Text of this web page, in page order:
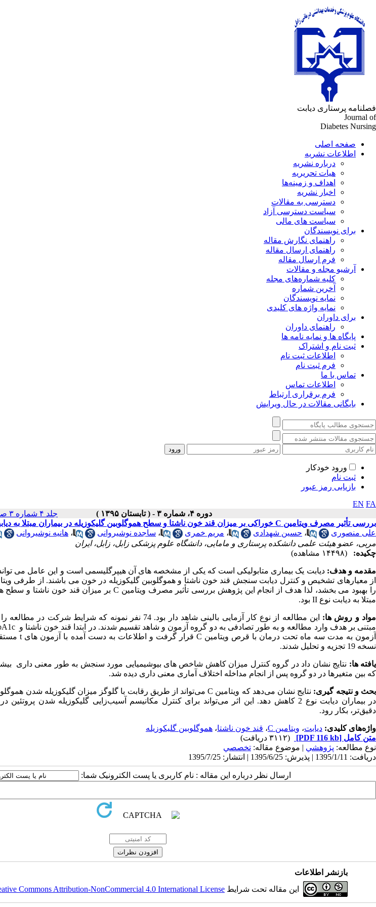
فصلنامه پرستاری دیابت
Journal of
Diabetes Nursing
صفحه اصلی
اطلاعات نشریه
درباره نشریه
هیات تحریریه
اهداف و زمینه‌ها
اخبار نشریه
دسترسی به مقالات
سیاست دسترسی آزاد
سیاست های مالی
برای نویسندگان
راهنمای نگارش مقاله
راهنمای ارسال مقاله
فرم ارسال مقاله
آرشیو مجله و مقالات
کلیه شماره‌های مجله
آخرین شماره
نمایه نویسندگان
نمایه واژه های کلیدی
برای داوران
راهنمای داوران
پایگاه ها و نمایه نامه ها
ثبت نام و اشتراک
اطلاعات ثبت نام
فرم ثبت نام
تماس با ما
اطلاعات تماس
فرم برقراری ارتباط
بایگانی مقالات در حال ویرایش
ورود خودکار
ثبت نام
بازیابی رمز عبور
EN FA
دوره ۴، شماره ۳ - ( تابستان ۱۳۹۵ )
جلد ۴ شماره ۳ صفحات ۴۰-۴۷
بررسی تأثیر مصرف ویتامین C خوراکی بر میزان قند خون ناشتا و سطح هموگلوبین گلیکوزیله در بیماران مبتلا به دیابت نوع دو
علی منصوری
، حسین شهدادی ، مریم خمری ، ساجده نوشیروانی ، هانیه نوشیروانی
مربی، عضو هیئت علمی دانشکده پرستاری و مامایی، دانشگاه علوم پزشکی زابل، زابل، ایران
چکیده:
(۱۴۴۹۸ مشاهده)
مقدمه و هدف: دیابت یک بیماری متابولیکی است که یکی از مشخصه های آن هیپرگلیسمی است و این عامل می
از معیارهای تشخیص و کنترل دیابت سنجش قند خون ناشتا و هموگلوبین گلیکوزیله در خون می باشند. از طرفی
را بهبود می بخشد، لذا هدف از انجام این پژوهش بررسی تأثیر مصرف ویتامین C بر میزان قند خون ناشتا و سطح
مبتلا به دیابت نوع II بود.
مواد و روش ها:
این مطالعه از نوع کار آزمایی بالینی شاهد دار بود. 74 نفر نمونه که
مبتنی بر هدف وارد مطالعه و به طور تصادفی به دو گروه آزمون و شاهد تقسیم شدند. در ابتدا قند خون ناشتا و
آزمون به مدت سه ماه تحت درمان با قرص ویتامین C قرار گرفت و اطلاعات به دست آمده با آزمون های t
نسخه 19 تجزیه و تحلیل شدند
.
یافته ها: نتایج نشان داد در گروه کنترل میزان کاهش شاخص های بیوشیمیایی مورد سنجش به طور معنی داری
که بین متغیرها در دو گروه پس از انجام مداخله اختلاف آماری معنی داری دیده شد.
بحث و نتیجه گیری: نتایج نشان می‌دهد که ویتامین Cمی‌تواند از طریق رقابت با گلوگز میزان گلیکوزیله شدن
در بیماران دیابت نوع 2 کاهش دهد. این اثر می‌تواند برای کنترل مکانیسم آسیب‌زایی گلیکوزیله شدن
دقیق‌تر، بکار رود.
واژه‌های کلیدی: دیابت، ویتامین C ، قند خون ناشتا، هموگلوبین گلیکوزیله
متن کامل [PDF 116 kb]
(۳۱۱۲ دریافت)
نوع مطالعه: پژوهشي | موضوع مقاله: تخصصي
دریافت: 1395/1/11 | پذیرش: 1395/6/25 | انتشار: 1395/7/25
ارسال نظر درباره این مقاله : نام کاربری یا پست الکترونیک شما:
بازنشر اطلاعات
این مقاله تحت شرایط Commons Attribution-NonCommercial 4.0 International License